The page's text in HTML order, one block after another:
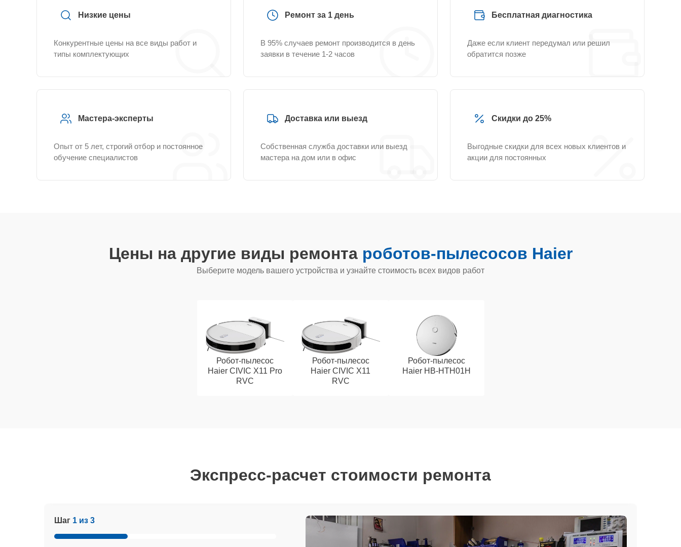
Низкие цены
Конкурентные цены на все виды работ и
типы комплектующих
Ремонт за 1 день
В 95% случаев ремонт производится в день
заявки в течение 1-2 часов
Бесплатная диагностика
Даже если клиент передумал или решил
обратится позже
Мастера-эксперты
Опыт от 5 лет, строгий отбор и постоянное
обучение специалистов
Доставка или выезд
Собственная служба доставки или выезд
мастера на дом или в офис
Скидки до 25%
Выгодные скидки для всех новых клиентов и
акции для постоянных
Цены на другие виды ремонта роботов-пылесосов Haier
Выберите модель вашего устройства и узнайте стоимость всех видов работ
Робот-пылесос
Haier CIVIC X11 Pro
RVC
Робот-пылесос
Haier CIVIC X11
RVC
Робот-пылесос
Haier HB-HTH01H
Экспресс-расчет стоимости ремонта
Шаг 1 из 3